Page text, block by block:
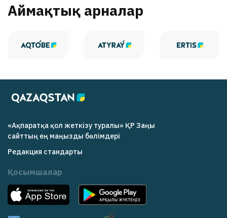
Аймақтық арналар
«Ақпаратқа қол жеткізу туралы» ҚР Заңы
cайттың ең маңызды бөлімдері
Редакция cтандарты
Қосымшалар